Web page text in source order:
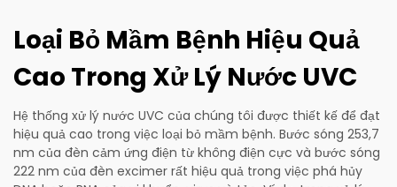
Loại Bỏ Mầm Bệnh Hiệu Quả
Cao Trong Xử Lý Nước UVC
Hệ thống xử lý nước UVC của chúng tôi được thiết kế để đạt
hiệu quả cao trong việc loại bỏ mầm bệnh. Bước sóng 253,7
nm của đèn cảm ứng điện từ không điện cực và bước sóng
222 nm của đèn excimer rất hiệu quả trong việc phá hủy